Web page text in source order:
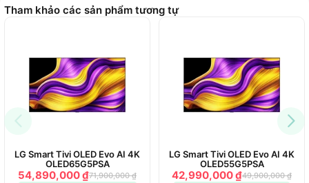
Tham khảo các sản phẩm tương tự
LG Smart Tivi OLED Evo AI 4K
OLED65G5PSA
54,890,000 ₫71,900,000 ₫
LG Smart Tivi OLED Evo AI 4K
OLED55G5PSA
42,990,000 ₫49,900,000 ₫